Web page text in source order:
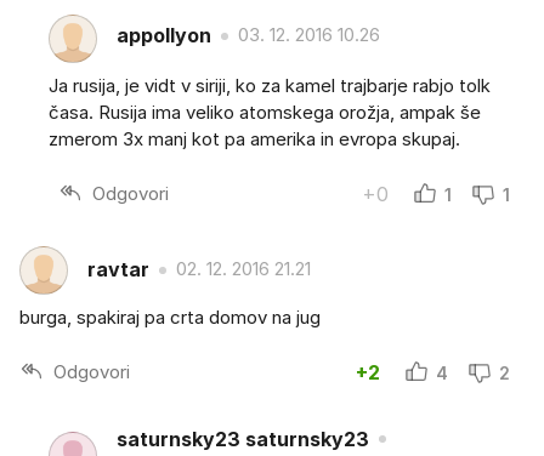
appollyon 03. 12. 2016 10.26
Ja rusija, je vidt v siriji, ko za kamel trajbarje rabjo tolk
časa. Rusija ima veliko atomskega orožja, ampak še
zmerom 3x manj kot pa amerika in evropa skupaj.
Odgovori +0 1 1
ravtar 02. 12. 2016 21.21
burga, spakiraj pa crta domov na jug
Odgovori +2 4 2
saturnsky23 saturnsky23